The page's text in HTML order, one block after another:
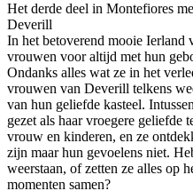
Het derde deel in Montefiores
Deverill
In het betoverend mooie
vrouwen voor altijd met hun
Ondanks alles wat ze in het
vrouwen van Deverill telkens
van hun geliefde kasteel.
gezet als haar vroegere geliefde
vrouw en kinderen, en ze
zijn maar hun gevoelens niet.
weerstaan, of zetten ze alles op
momenten samen?